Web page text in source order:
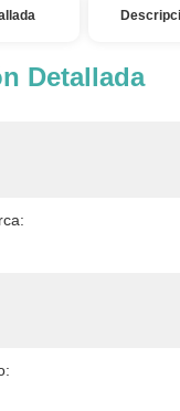
Detallada